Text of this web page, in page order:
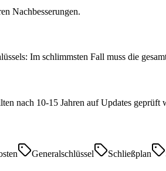
Nachbesserungen.
Im schlimmsten Fall muss die
nach 10-15 Jahren auf Updates geprüft
Generalschlüssel Schließplan